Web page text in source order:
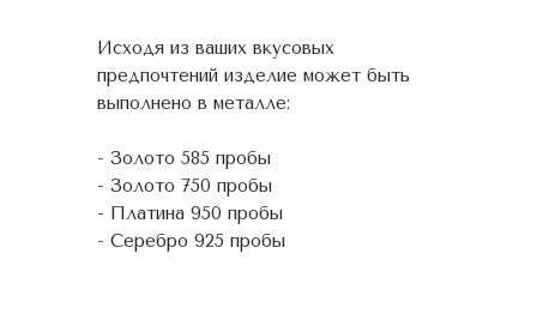
Исходя из ваших вкусовых
предпочтений изделие может быть
выполнено в металле:
- Золото 585 пробы
- Золото 750 пробы
- Платина 950 пробы
- Серебро 925 пробы